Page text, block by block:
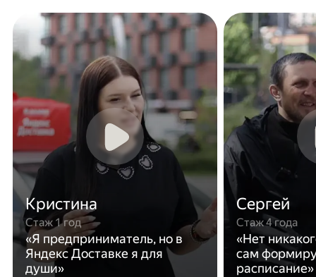
Кристина
Стаж 1 год
«Я предприниматель, но в
Яндекс Доставке я для
души»
Сергей
Стаж 4 года
«Нет
сам
расписание»